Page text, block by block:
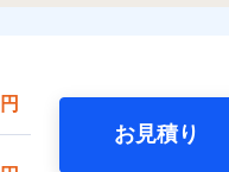
円
お見積り